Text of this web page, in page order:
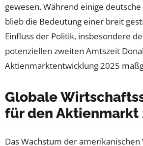
gewesen. Während einige
blieb die Bedeutung einer breit
Einfluss der Politik, insbesondere
potenziellen zweiten Amtszeit
Aktienmarktentwicklung 2025
Globale
für den Aktienmarkt
Das Wachstum der